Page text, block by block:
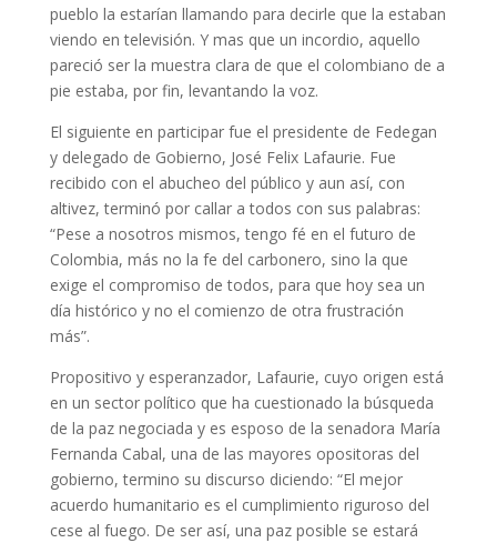
pueblo la estarían llamando para decirle que la estaban
viendo en televisión. Y mas que un incordio, aquello
pareció ser la muestra clara de que el colombiano de a
pie estaba, por fin, levantando la voz.
El siguiente en participar fue el presidente de Fedegan
y delegado de Gobierno, José Felix Lafaurie. Fue
recibido con el abucheo del público y aun así, con
altivez, terminó por callar a todos con sus palabras:
“Pese a nosotros mismos, tengo fé en el futuro de
Colombia, más no la fe del carbonero, sino la que
exige el compromiso de todos, para que hoy sea un
día histórico y no el comienzo de otra frustración
más”.
Propositivo y esperanzador, Lafaurie, cuyo origen está
en un sector político que ha cuestionado la búsqueda
de la paz negociada y es esposo de la senadora María
Fernanda Cabal, una de las mayores opositoras del
gobierno, termino su discurso diciendo: “El mejor
acuerdo humanitario es el cumplimiento riguroso del
cese al fuego. De ser así, una paz posible se estará